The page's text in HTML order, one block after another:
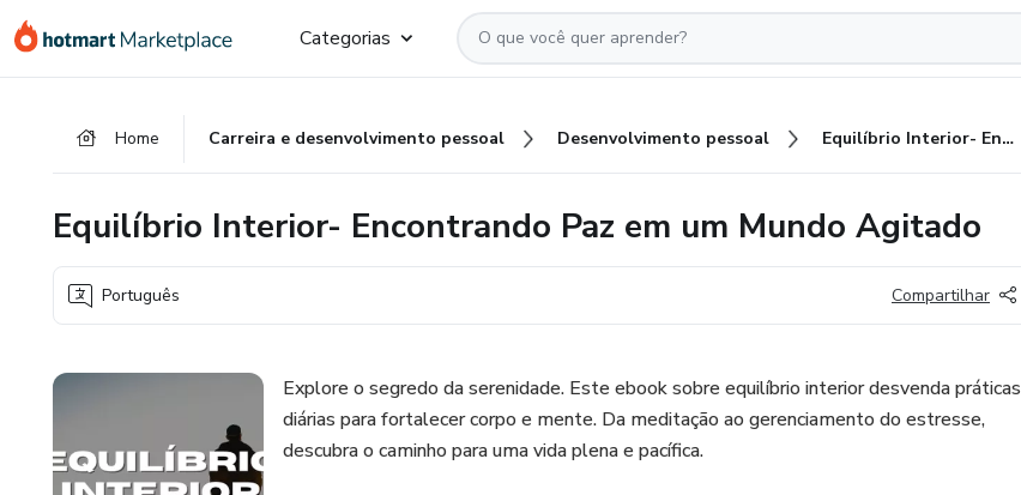
para
para
para
Categorias
Home Carreira e desenvolvimento pessoal Desenvolvimento pessoal Equilíbrio Interior- Encontrando Paz em um Mundo Agitado
Equilíbrio Interior- Encontrando Paz em um Mundo Agitado
Português Compartilhar
Explore o segredo da serenidade. Este ebook sobre equilíbrio interior desvenda práticas
diárias para fortalecer corpo e mente. Da meditação ao gerenciamento do estresse,
descubra o caminho para uma vida plena e pacífica.